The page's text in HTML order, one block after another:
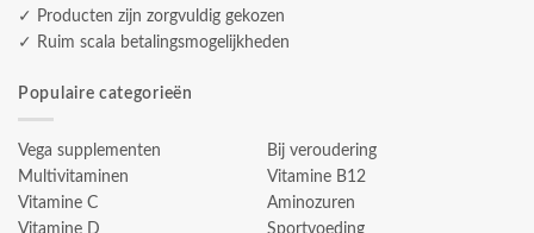
✓ Producten zijn zorgvuldig gekozen
✓ Ruim scala betalingsmogelijkheden
Populaire categorieën
Vega supplementen
Multivitaminen
Vitamine C
Vitamine D
Bij veroudering
Vitamine B12
Aminozuren
Sportvoeding